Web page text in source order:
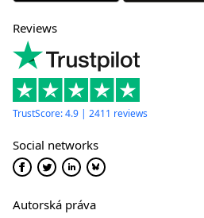
Reviews
TrustScore: 4.9 | 2411 reviews
Social networks
Autorská práva